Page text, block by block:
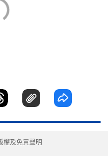
權及免責聲明